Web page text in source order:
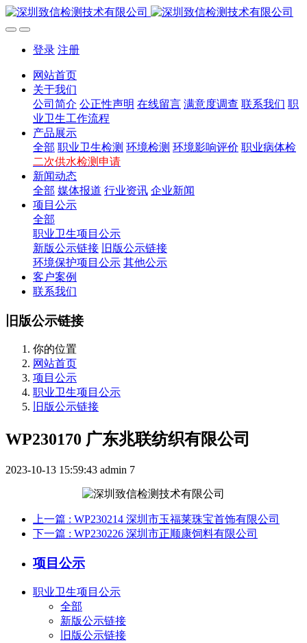
登录 注册
网站首页
关于我们
公司简介 公正性声明 在线留言 满意度调查 联系我们 职
业卫生工作流程
产品展示
全部 职业卫生检测 环境检测 环境影响评价 职业病体检
二次供水检测申请
新闻动态
全部 媒体报道 行业资讯 企业新闻
项目公示
全部
职业卫生项目公示
新版公示链接
旧版公示链接
环境保护项目公示 其他公示
客户案例
联系我们
旧版公示链接
你的位置
网站首页
项目公示
职业卫生项目公示
旧版公示链接
WP230170 广东兆联纺织有限公司
2023-10-13 15:59:43 admin 7
上一篇 : WP230214 深圳市玉福莱珠宝首饰有限公司
下一篇 : WP230226 深圳市正顺康饲料有限公司
项目公示
职业卫生项目公示
全部
新版公示链接
旧版公示链接